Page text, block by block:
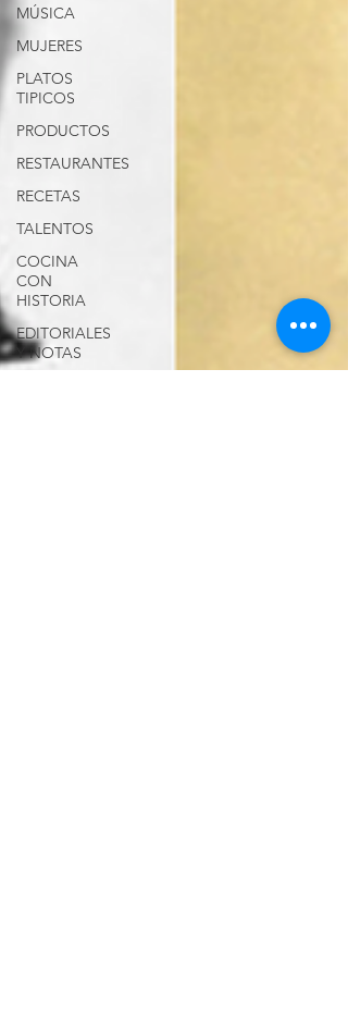
MÚSICA
MUJERES
PLATOS
TIPICOS
PRODUCTOS
RESTAURANTES
RECETAS
TALENTOS
COCINA
CON
HISTORIA
EDITORIALES
Y NOTAS